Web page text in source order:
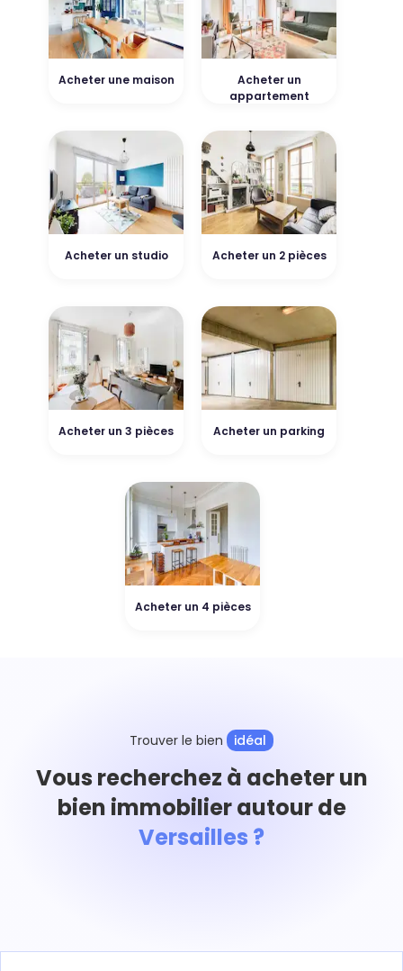
Acheter une maison
Acheter un
appartement
Acheter un studio Acheter un 2 pièces
Acheter un 3 pièces Acheter un parking
Acheter un 4 pièces
Trouver le bien idéal
Vous recherchez à acheter un
bien immobilier autour de
Versailles ?